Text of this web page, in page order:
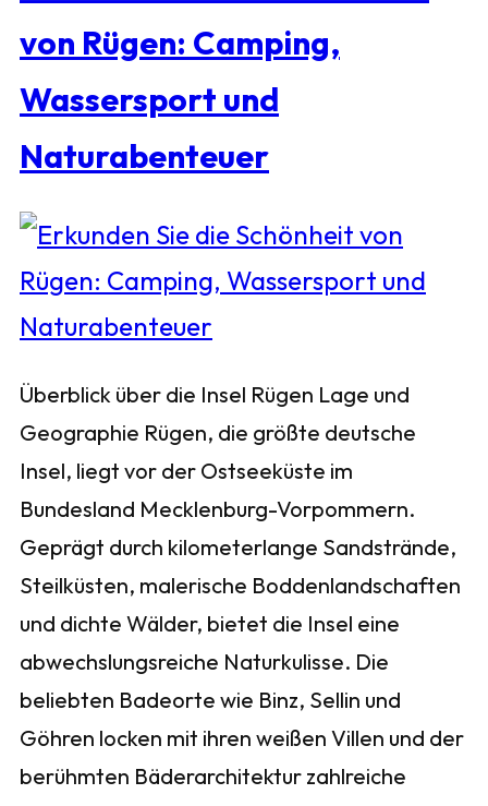
von Rügen: Camping,
Wassersport und
Naturabenteuer
Überblick über die Insel Rügen Lage und
Geographie Rügen, die größte deutsche
Insel, liegt vor der Ostseeküste im
Bundesland Mecklenburg-Vorpommern.
Geprägt durch kilometerlange Sandstrände,
Steilküsten, malerische Boddenlandschaften
und dichte Wälder, bietet die Insel eine
abwechslungsreiche Naturkulisse. Die
beliebten Badeorte wie Binz, Sellin und
Göhren locken mit ihren weißen Villen und der
berühmten Bäderarchitektur zahlreiche